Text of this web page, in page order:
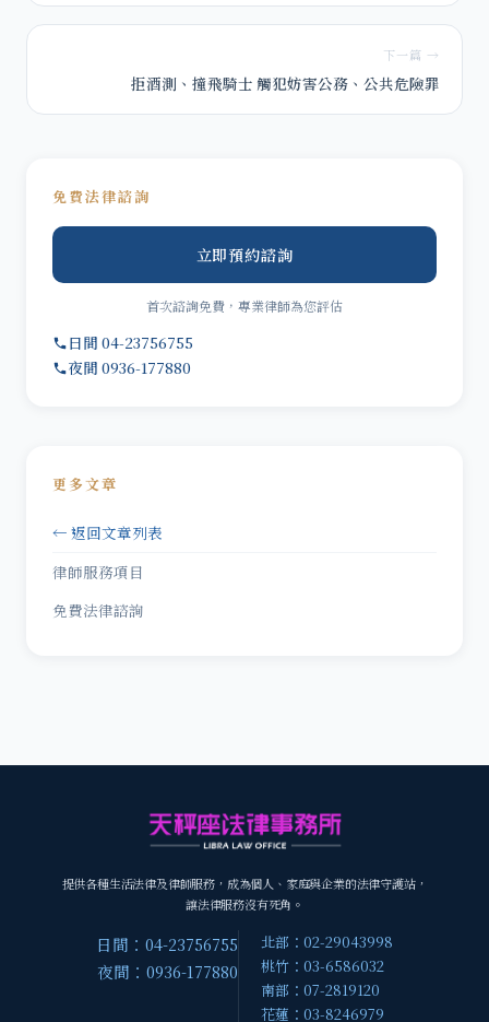
下一篇 →
拒酒測、撞飛騎士 觸犯妨害公務、公共危險罪
免費法律諮詢
立即預約諮詢
首次諮詢免費，專業律師為您評估
日間 04-23756755
夜間 0936-177880
更多文章
← 返回文章列表
律師服務項目
免費法律諮詢
提供各種生活法律及律師服務，成為個人、家庭與企業的法律守護站，
讓法律服務沒有死角。
日間：04-23756755
夜間：0936-177880
北部：02-29043998
桃竹：03-6586032
南部：07-2819120
花蓮：03-8246979